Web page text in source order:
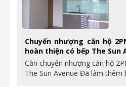
Chuyển nhượng căn hộ
hoàn thiện có bếp The Sun
Cần chuyển nhượng căn hộ
The Sun Avenue Đã làm